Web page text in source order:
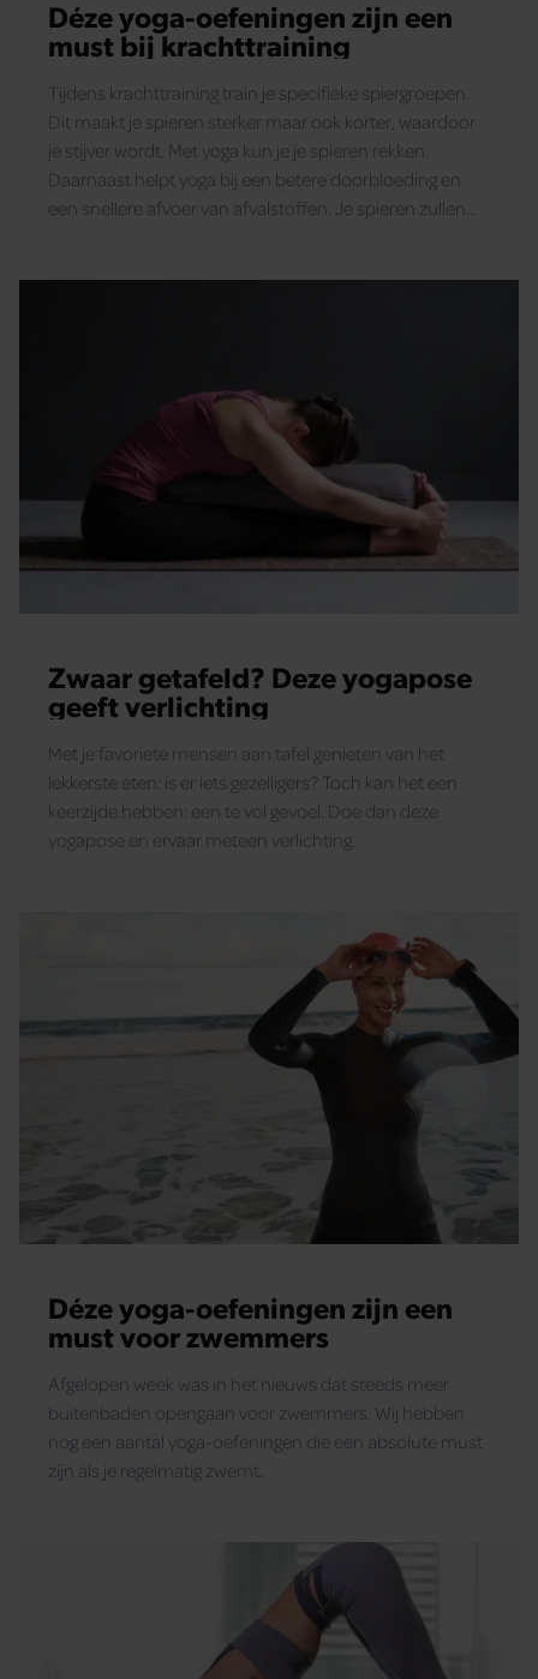
Déze yoga-oefeningen zijn een
must bij krachttraining
Tijdens krachttraining train je specifieke spier­groepen.
Dit maakt je spieren sterker maar ook korter, waardoor
je stijver wordt. Met yoga kun je je spieren rekken.
Daarnaast helpt yoga bij een betere doorbloeding en
een snellere afvoer van afvalstoffen. Je spieren zullen
Zwaar getafeld? Deze yogapose
geeft verlichting
Met je favoriete mensen aan tafel genieten van het
lekkerste eten: is er iets gezelligers? Toch kan het een
keerzijde hebben: een te vol gevoel. Doe dan deze
yogapose en ervaar meteen verlichting.
Déze yoga-oefeningen zijn een
must voor zwemmers
Afgelopen week was in het nieuws dat steeds meer
buitenbaden opengaan voor zwemmers. Wij hebben
nog een aantal yoga-oefeningen die een absolute must
zijn als je regelmatig zwemt.